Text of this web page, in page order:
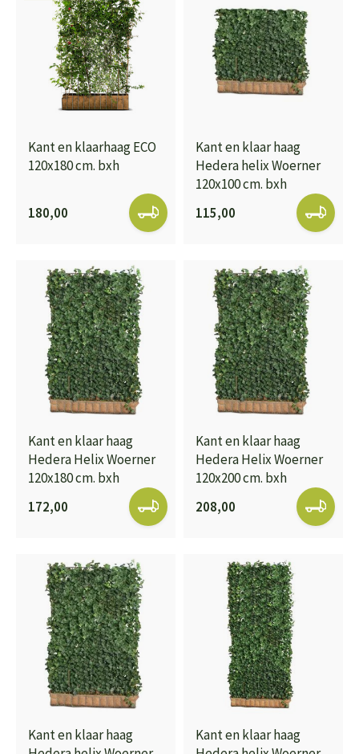
Kant en klaarhaag ECO
120x180 cm. bxh
180,00
Kant en klaar haag
Hedera helix Woerner
120x100 cm. bxh
115,00
Kant en klaar haag
Hedera Helix Woerner
120x180 cm. bxh
172,00
Kant en klaar haag
Hedera Helix Woerner
120x200 cm. bxh
208,00
Kant en klaar haag
Kant en klaar haag